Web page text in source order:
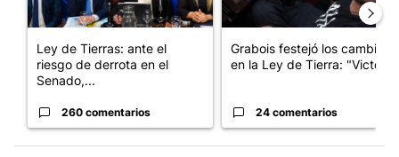
Ley de Tierras: ante el
riesgo de derrota en el
Senado,...
260 comentarios
Grabois festejó los cambios
en la Ley de Tierra: "Victo...
24 comentarios